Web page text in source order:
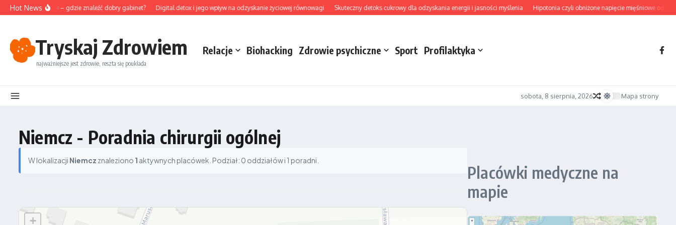
Przejdź do treści
Hot Newsna Śląsku – gdzie znaleźć dobry gabinet? Digital detox i jego wpływ na odzyskanie życiowej równowagi Skuteczny detoks cukrowy dla odzyskania energii i jasności myślenia Hipotonia czyli obniżone napięcie mięśniowe od
Tryskaj Zdrowiem
najważniejsze jest zdrowie, reszta się poukłada
Relacje Biohacking Zdrowie psychiczne Sport Profilaktyka
sobota, 8 sierpnia, 2026 Mapa strony
Niemcz - Poradnia chirurgii ogólnej
W lokalizacji Niemcz znaleziono 1 aktywnych placówek. Podział: 0 oddziałów i 1 poradni.
+
Placówki medyczne na
mapie